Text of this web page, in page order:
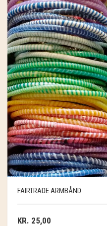
FAIRTRADE ARMBÅND
KR. 25,00